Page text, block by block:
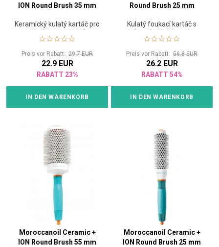
ION Round Brush 35 mm
Keramický kulatý kartáč pro
všechny typy vlasů
Preis vor Rabatt: 29.7 EUR
22.9 EUR
RABATT 23%
IN DEN WARENKORB
Round Brush 25 mm
Kulatý foukací kartáč s
kančími štětinami
Preis vor Rabatt: 56.8 EUR
26.2 EUR
RABATT 54%
IN DEN WARENKORB
Moroccanoil Ceramic +
ION Round Brush 55 mm
Moroccanoil Ceramic +
ION Round Brush 25 mm